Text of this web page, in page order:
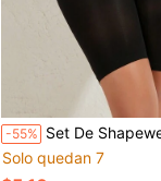
-55% Set De Shapewear Corporal Con Top Sin
Solo quedan 7